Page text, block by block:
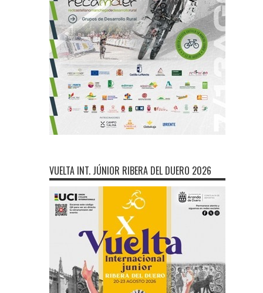
VUELTA INT. JÚNIOR RIBERA DEL DUERO 2026